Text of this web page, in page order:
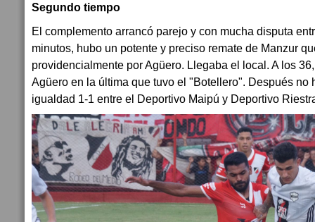
Segundo tiempo
El complemento arrancó parejo y con mucha disputa
minutos, hubo un potente y preciso remate de Manzur
providencialmente por Agüero. Llegaba el local. A los
Agüero en la última que tuvo el "Botellero". Después no
igualdad 1-1 entre el Deportivo Maipú y Deportivo